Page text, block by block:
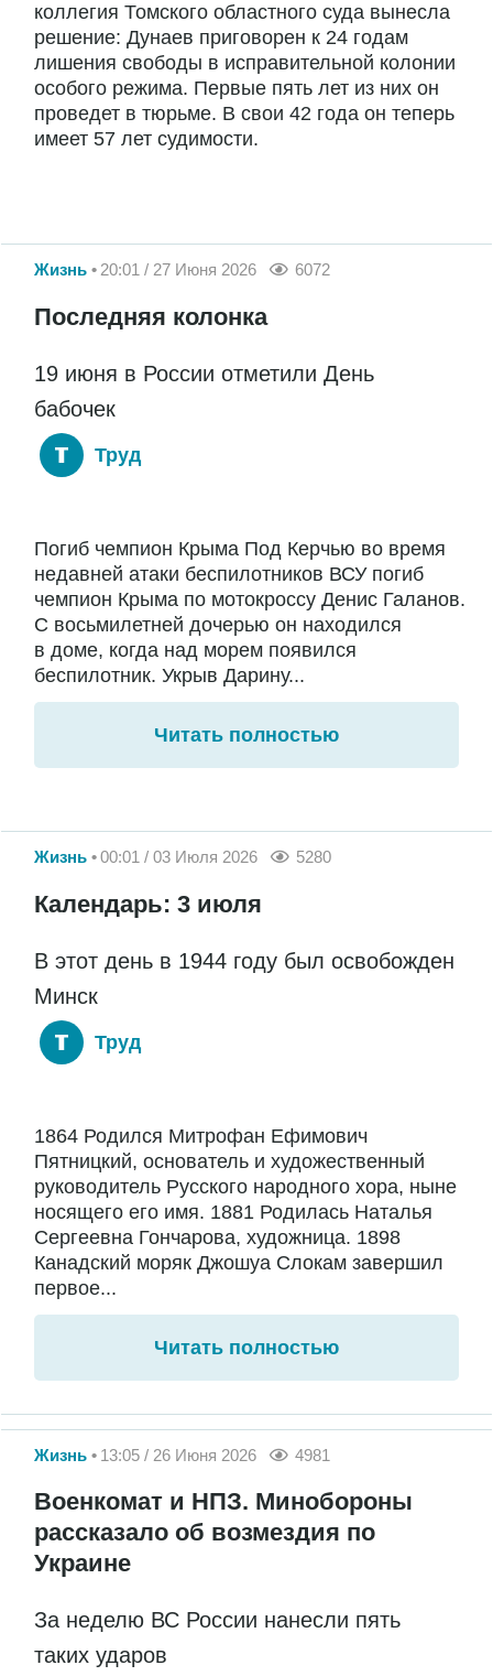
коллегия Томского областного суда вынесла
решение: Дунаев приговорен к 24 годам
лишения свободы в исправительной колонии
особого режима. Первые пять лет из них он
проведет в тюрьме. В свои 42 года он теперь
имеет 57 лет судимости.
Жизнь 20:01 / 27 Июня 2026 6072
Последняя колонка
19 июня в России отметили День
бабочек
Труд
Погиб чемпион Крыма Под Керчью во время
недавней атаки беспилотников ВСУ погиб
чемпион Крыма по мотокроссу Денис Галанов.
С восьмилетней дочерью он находился
в доме, когда над морем появился
беспилотник. Укрыв Дарину...
Читать полностью
Жизнь 00:01 / 03 Июля 2026 5280
Календарь: 3 июля
В этот день в 1944 году был освобожден
Минск
Труд
1864 Родился Митрофан Ефимович
Пятницкий, основатель и художественный
руководитель Русского народного хора, ныне
носящего его имя. 1881 Родилась Наталья
Сергеевна Гончарова, художница. 1898
Канадский моряк Джошуа Слокам завершил
первое...
Читать полностью
Жизнь 13:05 / 26 Июня 2026 4981
Военкомат и НПЗ. Минобороны
рассказало об возмездия по
Украине
За неделю ВС России нанесли пять
таких ударов